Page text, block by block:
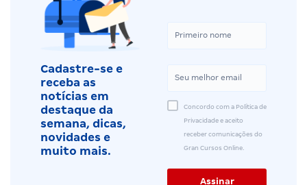
Cadastre-se e
receba as
notícias em
destaque da
semana, dicas,
novidades e
muito mais.
Concordo com a Política de
Privacidade e aceito
receber comunicações do
Gran Cursos Online.